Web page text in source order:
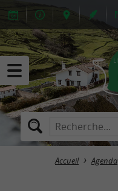
Accueil Agenda